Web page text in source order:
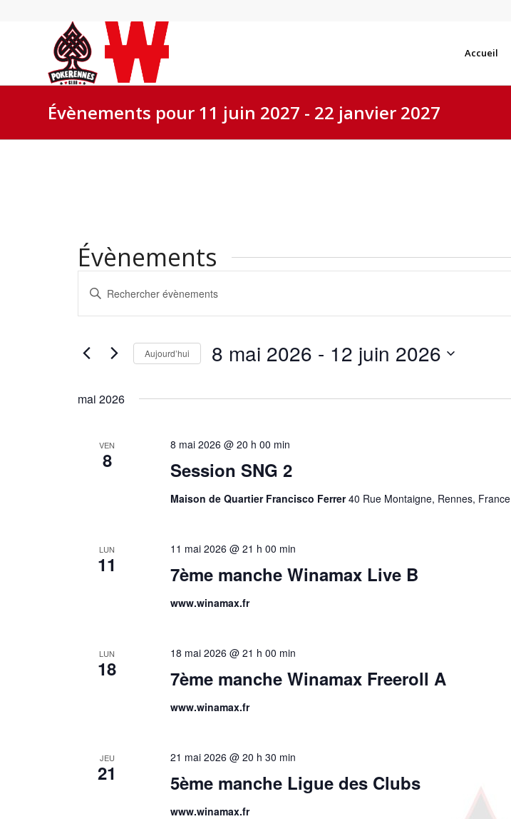
Accueil
Évènements pour 11 juin 2027 - 22 janvier 2027
Évènements
et
Évènements
Saisir
clé.
Évènements
par
Aujourd’hui 8 mai 2026 - 12 juin 2026
mai 2026
VEN
8 Session SNG 2
8 mai 2026 @ 20 h 00 min
Maison de Quartier Francisco Ferrer40 Rue Montaigne, Rennes, France
LUN
11 7ème manche Winamax Live B
11 mai 2026 @ 21 h 00 min
www.winamax.fr
LUN
18 7ème manche Winamax Freeroll A
18 mai 2026 @ 21 h 00 min
www.winamax.fr
JEU
21 5ème manche Ligue des Clubs
21 mai 2026 @ 20 h 30 min
www.winamax.fr